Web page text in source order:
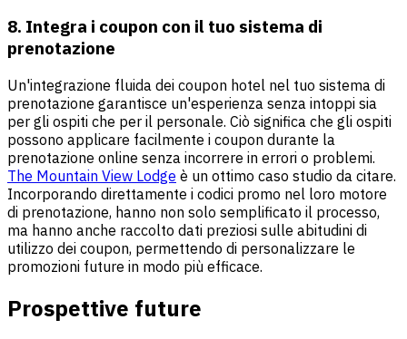
8. Integra i coupon con il tuo sistema di
prenotazione
Un'integrazione fluida dei coupon hotel nel tuo sistema di
prenotazione garantisce un'esperienza senza intoppi sia
per gli ospiti che per il personale. Ciò significa che gli ospiti
possono applicare facilmente i coupon durante la
prenotazione online senza incorrere in errori o problemi.
The Mountain View Lodge è un ottimo caso studio da citare.
Incorporando direttamente i codici promo nel loro motore
di prenotazione, hanno non solo semplificato il processo,
ma hanno anche raccolto dati preziosi sulle abitudini di
utilizzo dei coupon, permettendo di personalizzare le
promozioni future in modo più efficace.
Prospettive future